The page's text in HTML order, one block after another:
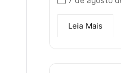
Leia Mais